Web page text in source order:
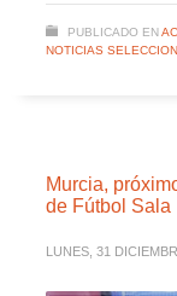
PUBLICADO EN
NOTICIAS
Murcia,
de Fútbol Sala
LUNES, 31